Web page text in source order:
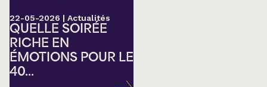
22-05-2026 | Actualités
QUELLE SOIRÉE
RICHE EN
ÉMOTIONS POUR LE
40...